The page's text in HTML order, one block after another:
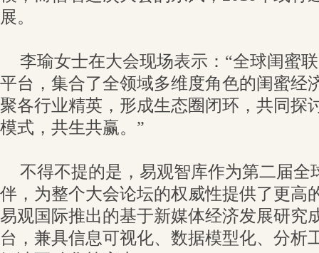
展。
李瑜女士在大会现场表示：“全球闺蜜
平台，集合了全领域多维度角色的闺蜜经
聚各行业精英，形成生态圈闭环，共同探
模式，共生共赢。”
不得不提的是，易观智库作为第二届全
伴，为整个大会论坛的权威性提供了更高
易观国际推出的基于新媒体经济发展研究
台，兼具信息可视化、数据模型化、分析